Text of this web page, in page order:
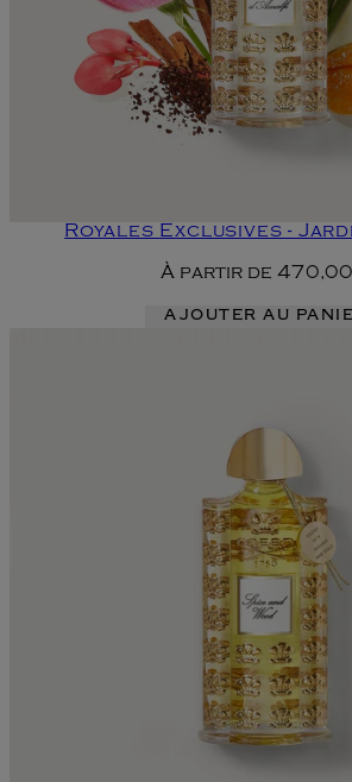
Royales Exclusives -
À partir de
AJOUTER AU